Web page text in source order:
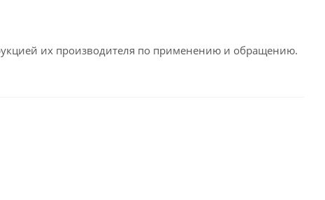
их производителя по применению и обращению.